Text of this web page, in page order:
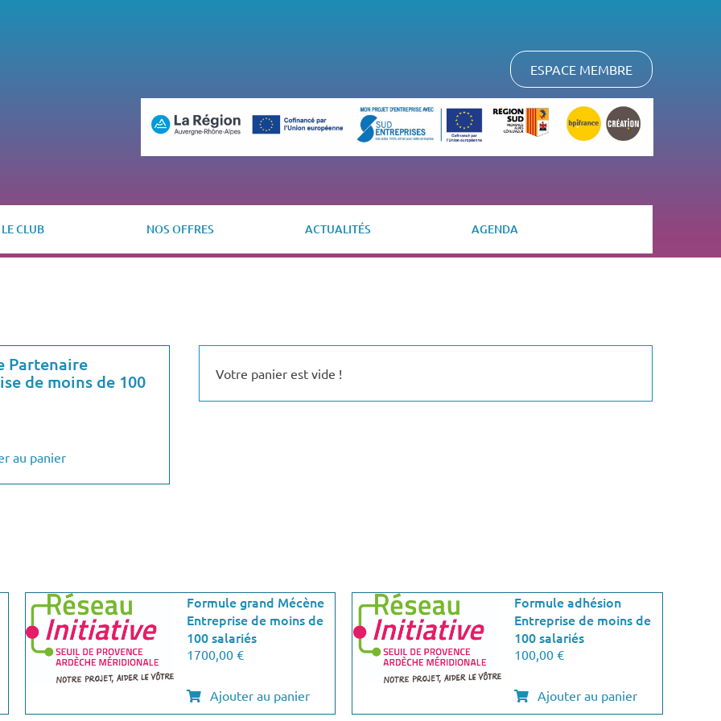
ESPACE MEMBRE
LE CLUB NOS OFFRES ACTUALITÉS AGENDA
Partenaire
de moins de 100
au panier
Votre panier est vide !
Formule grand Mécène
Entreprise de moins de
100 salariés
1700,00 €
Ajouter au panier
Formule adhésion
Entreprise de moins de
100 salariés
100,00 €
Ajouter au panier